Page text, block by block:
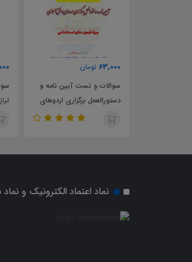
63,000 تومان
سوالات و تست آیین نامه و
دستورالعمل برگزاری اردوهای
دانش‌آموزی
و
نماد اعتماد الکترونیک و